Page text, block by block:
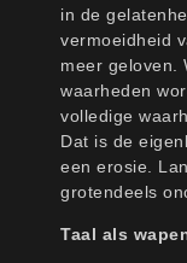
in de
vermoeidheid
meer geloven.
waarheden
volledige
Dat is de
een erosie.
grotendeels
Taal als